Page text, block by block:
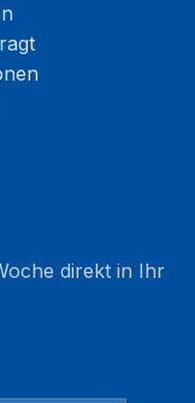
direkt in Ihr